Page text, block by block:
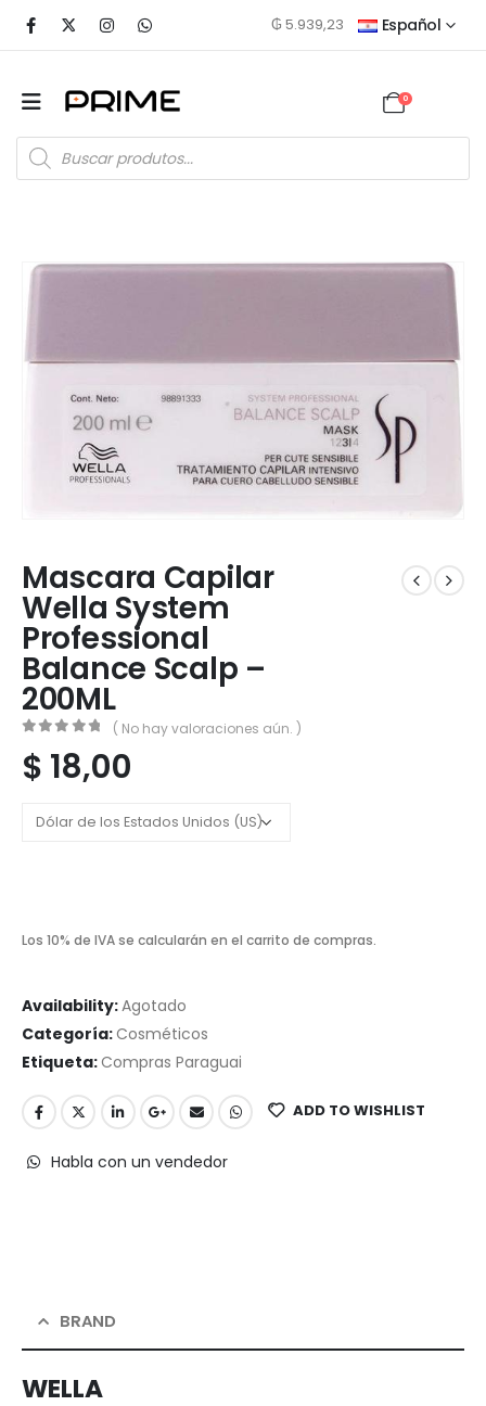
₲ 5.939,23 Español
0
Mascara Capilar
Wella System
Professional
Balance Scalp –
200ML
( No hay valoraciones aún. )
$ 18,00
Los 10% de IVA se calcularán en el carrito de compras.
Availability:Agotado
Categoría:Cosméticos
Etiqueta:Compras Paraguai
ADD TO WISHLIST
Habla con un vendedor
BRAND
WELLA